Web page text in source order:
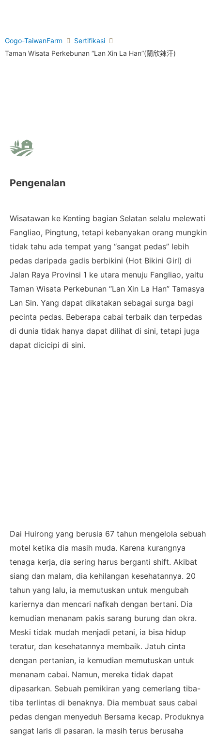
Gogo-TaiwanFarm
Sertifikasi
Taman Wisata Perkebunan “Lan Xin La Han”(蘭欣辣汗)
Pengenalan
Wisatawan ke Kenting bagian Selatan selalu melewati
Fangliao, Pingtung, tetapi kebanyakan orang mungkin
tidak tahu ada tempat yang “sangat pedas” lebih
pedas daripada gadis berbikini (Hot Bikini Girl) di
Jalan Raya Provinsi 1 ke utara menuju Fangliao, yaitu
Taman Wisata Perkebunan “Lan Xin La Han” Tamasya
Lan Sin. Yang dapat dikatakan sebagai surga bagi
pecinta pedas. Beberapa cabai terbaik dan terpedas
di dunia tidak hanya dapat dilihat di sini, tetapi juga
dapat dicicipi di sini.
Dai Huirong yang berusia 67 tahun mengelola sebuah
motel ketika dia masih muda. Karena kurangnya
tenaga kerja, dia sering harus berganti shift. Akibat
siang dan malam, dia kehilangan kesehatannya. 20
tahun yang lalu, ia memutuskan untuk mengubah
kariernya dan mencari nafkah dengan bertani. Dia
kemudian menanam pakis sarang burung dan okra.
Meski tidak mudah menjadi petani, ia bisa hidup
teratur, dan kesehatannya membaik. Jatuh cinta
dengan pertanian, ia kemudian memutuskan untuk
menanam cabai. Namun, mereka tidak dapat
dipasarkan. Sebuah pemikiran yang cemerlang tiba-
tiba terlintas di benaknya. Dia membuat saus cabai
pedas dengan menyeduh Bersama kecap. Produknya
sangat laris di pasaran. Ia masih terus berusaha